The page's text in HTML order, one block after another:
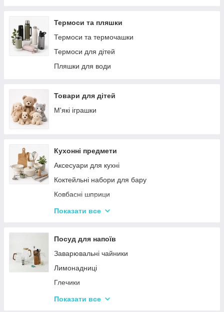
Мангали
Набори для пікніка
Туристичні килимки
Палатки
Меблі для кемпінгу
Спальні мішки
Сміттєві відра
Новогодний декор
Декоративні таці
Цукерки
Серветниці
Годинник настінний
Підсвічники
Вази для квітів
Статуетки
Термоси та пляшки
Термоси та термочашки
Термоси для дітей
Пляшки для води
Товари для дітей
М'які іграшки
Кухонні предмети
Аксесуари для кухні
Коктейльні набори для бару
Ковбасні шприци
Кухонні підставки
Терки
Набори для спецій
Ємності для зберігання
Набори кухонних ножів і лопаток
Маслянки
Показати все
Посуд для напоїв
Заварювальні чайники
Лимонадниці
Глечики
Склянки
Показати все